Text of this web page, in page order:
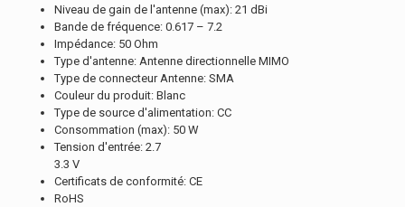
Niveau de gain de l'antenne (max): 21 dBi
Bande de fréquence: 0.617 – 7.2
Impédance: 50 Ohm
Type d'antenne: Antenne directionnelle MIMO
Type de connecteur Antenne: SMA
Couleur du produit: Blanc
Type de source d'alimentation: CC
Consommation (max): 50 W
Tension d'entrée: 2.7
3.3 V
Certificats de conformité: CE
RoHS